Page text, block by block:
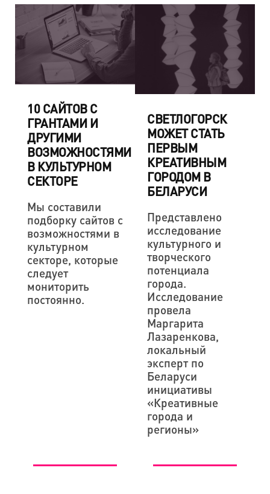
10 САЙТОВ С
ГРАНТАМИ И
ДРУГИМИ
ВОЗМОЖНОСТЯМИ
В КУЛЬТУРНОМ
СЕКТОРЕ
Мы составили
подборку сайтов с
возможностями в
культурном
секторе, которые
следует
мониторить
постоянно.
СВЕТЛОГОРСК
МОЖЕТ СТАТЬ
ПЕРВЫМ
КРЕАТИВНЫМ
ГОРОДОМ В
БЕЛАРУСИ
Представлено
исследование
культурного и
творческого
потенциала
города.
Исследование
провела
Маргарита
Лазаренкова,
локальный
эксперт по
Беларуси
инициативы
«Креативные
города и
регионы»